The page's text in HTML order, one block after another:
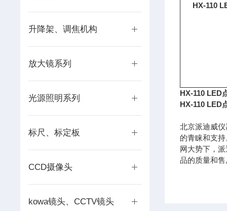
升降架、调焦机构
放大镜系列
光源照明系列
标尺、标定板
CCD摄像头
kowa镜头、CCTV镜头
HX-110
HX-110 LED
HX-110 LED
北京派迪威
的青睐和支
网大势下，
品的质量和